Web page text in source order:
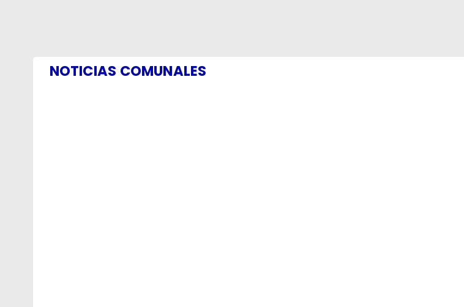
NOTICIAS COMUNALES